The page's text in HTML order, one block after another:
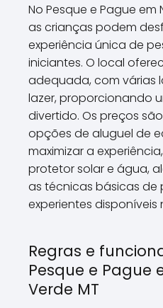
No Pesque e Pague em
as crianças podem
experiência única de
iniciantes. O local
adequada, com várias
lazer, proporcionando
divertido. Os preços
opções de aluguel de
maximizar a
protetor solar e água,
as técnicas básicas de
experientes disponíveis
Regras e
Pesque e Pague
Verde MT